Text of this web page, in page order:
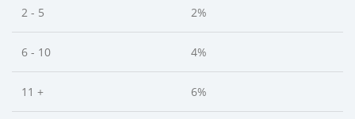
2 - 5 2%
6 - 10 4%
11 + 6%